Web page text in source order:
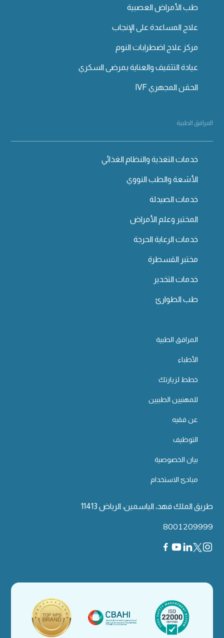
طب الأمراض العصبية
علاج المساعدة على الإنجاب
مركز علاج اضطرابات النوم
عيادة التثقيف والعناية بمرضى السكري
الحقن المجهري IVF
المرافق الطبية
خدمات التغذية والنظام الغذائي
الأشعة والطب النووي
خدمات الصيدلة
المختبر وعلم الأمراض
خدمات الرعاية الحرجة
مختبر القسطرة
خدمات التخدير
طب الطوارئ
المرافق الطبية
الأطباء
خطط لزيارتك
للمهنيين الطبيين
عن فقيه
التوظيف
بيان الخصوصية
مبادئ الاستخدام
طريق الملك فهد، الياسمين، الرياض 11413
8001209999